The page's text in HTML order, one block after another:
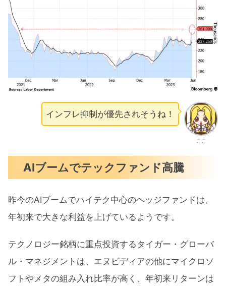
ここ
インフレ抑制が優先されそうね！
AIブームでテックファンド高騰
昨今のAIブームでハイテク中心のヘッジファンドは、
年初来で大きな利益を上げているようです。
テクノロジー銘柄に重点投資するタイガー・グローバ
ル・マネジメントは、エヌビディアの他にマイクロソ
フトやメタの組み入れ比率が高く、年初来リターンは